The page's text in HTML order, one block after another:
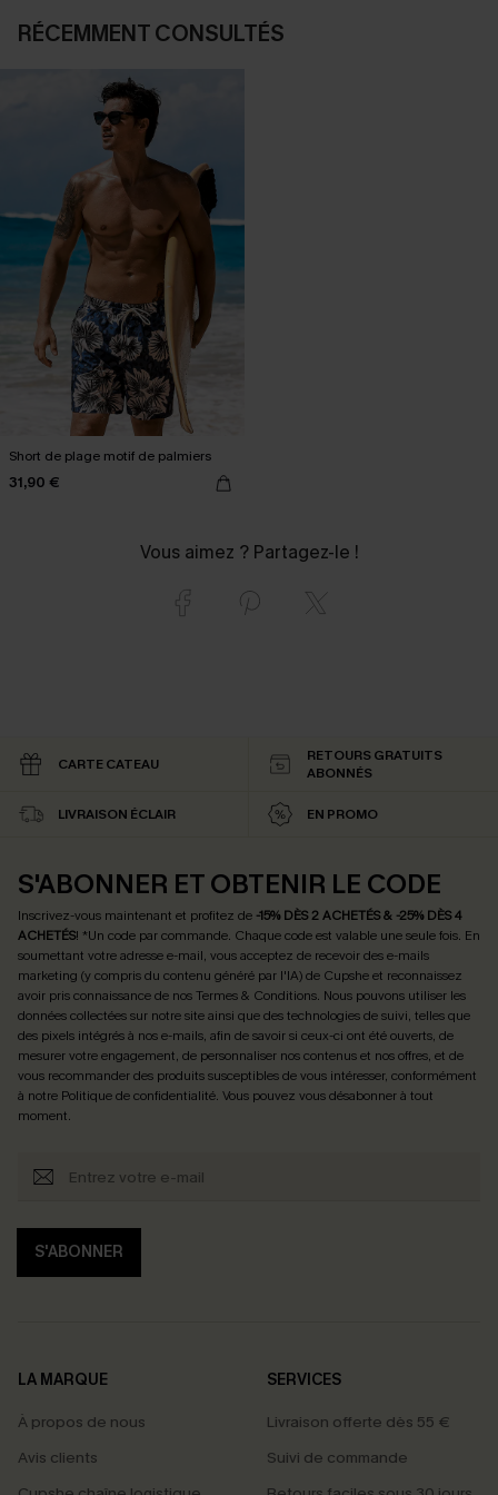
RÉCEMMENT CONSULTÉS
Short de plage motif de palmiers
31,90 €
Vous aimez ? Partagez-le !
CARTE CATEAU
RETOURS GRATUITS
ABONNÉS
LIVRAISON ÉCLAIR EN PROMO
S'ABONNER ET OBTENIR LE CODE
Inscrivez-vous maintenant et profitez de -15% DÈS 2 ACHETÉS & -25% DÈS 4
ACHETÉS! *Un code par commande. Chaque code est valable une seule fois. En
soumettant votre adresse e-mail, vous acceptez de recevoir des e-mails
marketing (y compris du contenu généré par l'IA) de Cupshe et reconnaissez
avoir pris connaissance de nosTermes & Conditions. Nous pouvons utiliser les
données collectées sur notre site ainsi que des technologies de suivi, telles que
des pixels intégrés à nos e-mails, afin de savoir si ceux-ci ont été ouverts, de
mesurer votre engagement, de personnaliser nos contenus et nos offres, et de
vous recommander des produits susceptibles de vous intéresser, conformément
à notre Politique de confidentialité. Vous pouvez vous désabonner à tout
moment.
S'ABONNER
LA MARQUE
À propos de nous
Avis clients
SERVICES
Livraison offerte dès 55 €
Suivi de commande